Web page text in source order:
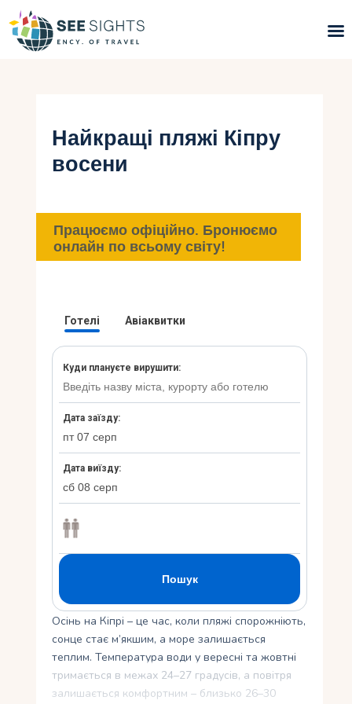
Гарячі тури
Типи Турів
Інфо
Контакти
Найкращі пляжі Кіпру
восени
Працюємо офіційно. Бронюємо
онлайн по всьому світу!
Осінь на Кіпрі – це час, коли пляжі спорожніють,
сонце стає м’якшим, а море залишається
теплим. Температура води у вересні та жовтні
тримається в межах 24–27 градусів, а повітря
залишається комфортним – близько 26–30